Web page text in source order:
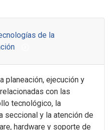
de la
planeación, ejecución y
con las
tecnológico, la
seccional y la atención de
hardware y soporte de